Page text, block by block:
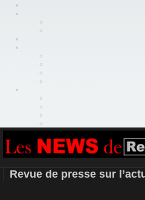
REOPEN911
Revue de presse sur